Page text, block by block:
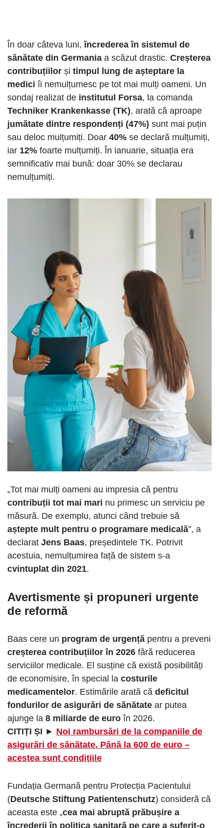
În doar câteva luni, încrederea în sistemul de
sănătate din Germania a scăzut drastic. Creșterea
contribuțiilor și timpul lung de așteptare la
medici îi nemulțumesc pe tot mai mulți oameni. Un
sondaj realizat de institutul Forsa, la comanda
Techniker Krankenkasse (TK), arată că aproape
jumătate dintre respondenți (47%) sunt mai puțin
sau deloc mulțumiți. Doar 40% se declară mulțumiți,
iar 12% foarte mulțumiți. În ianuarie, situația era
semnificativ mai bună: doar 30% se declarau
nemulțumiți.
„Tot mai mulți oameni au impresia că pentru
contribuții tot mai mari nu primesc un serviciu pe
măsură. De exemplu, atunci când trebuie să
aștepte mult pentru o programare medicală”, a
declarat Jens Baas, președintele TK. Potrivit
acestuia, nemulțumirea față de sistem s-a
cvintuplat din 2021.
Avertismente și propuneri urgente
de reformă
Baas cere un program de urgență pentru a preveni
creșterea contribuțiilor în 2026 fără reducerea
serviciilor medicale. El susține că există posibilități
de economisire, în special la costurile
medicamentelor. Estimările arată că deficitul
fondurilor de asigurări de sănătate ar putea
ajunge la 8 miliarde de euro în 2026.
CITIȚI ȘI ► Noi rambursări de la companiile de
asigurări de sănătate. Până la 600 de euro –
acestea sunt condițiile
Fundația Germană pentru Protecția Pacientului
(Deutsche Stiftung Patientenschutz) consideră că
aceasta este „cea mai abruptă prăbușire a
încrederii în politica sanitară pe care a suferit-o